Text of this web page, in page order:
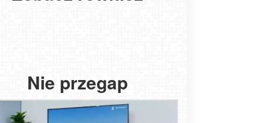
Sport Arena -
Nie przegap